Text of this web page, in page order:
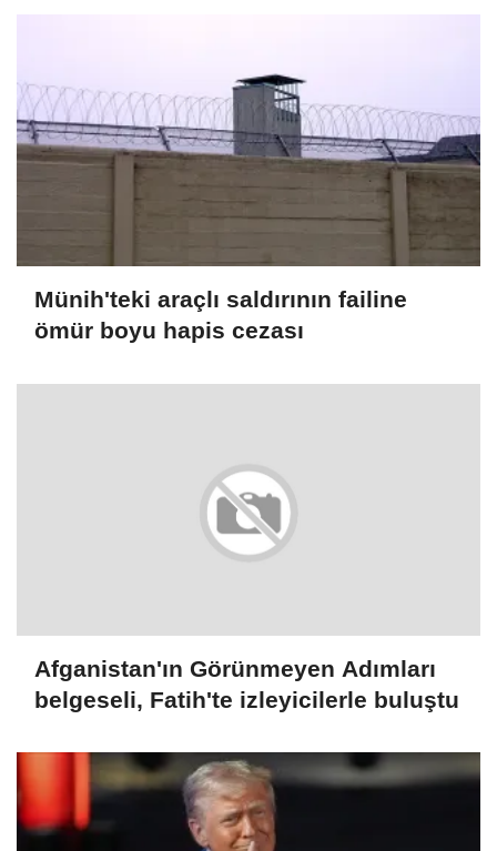
Münih'teki araçlı saldırının failine
ömür boyu hapis cezası
Afganistan'ın Görünmeyen Adımları
belgeseli, Fatih'te izleyicilerle buluştu